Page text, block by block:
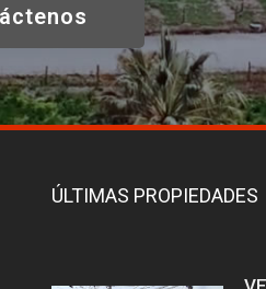
ÚLTIMAS PROPIEDADES